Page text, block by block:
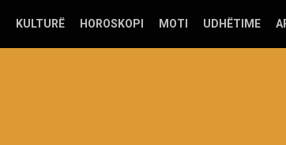
KULTURË HOROSKOPI MOTI UDHËTIME